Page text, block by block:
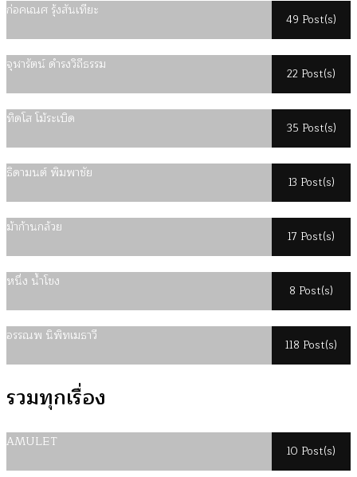
ก่อคเณศ รุ้งสันเทียะ
49 Post(s)
จุฬารัตน์ ดำรงวิถีธรรม
22 Post(s)
ทิดโส โม้ระเบิด
35 Post(s)
ธิดามนต์ พิมพาชัย
13 Post(s)
ม้าก้านกล้วย
17 Post(s)
หนึ่ง น้ำโขง
8 Post(s)
อรรณพ นิพิทเมธาวี
118 Post(s)
รวมทุกเรื่อง
AMULET
10 Post(s)